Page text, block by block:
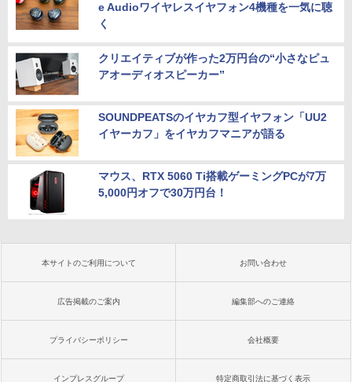
e Audioワイヤレスイヤフォン4機種を一気に聴
く
クリエイティブが作った2万円台の“小さなピュ
アオーディオスピーカー”
SOUNDPEATSのイヤカフ型イヤフォン「UU2
イヤーカフ」をイヤカフマニアが語る
マウス、RTX 5060 Ti搭載ゲーミングPCが7万
5,000円オフで30万円台！
本サイトのご利用について お問い合わせ
広告掲載のご案内 編集部へのご連絡
プライバシーポリシー 会社概要
インプレスグループ 特定商取引法に基づく表示